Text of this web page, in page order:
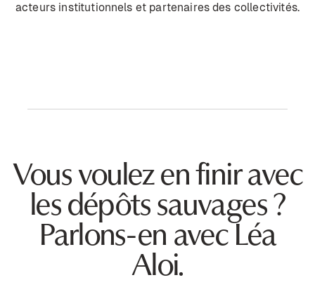
acteurs institutionnels et partenaires des collectivités.
Vous voulez en finir avec
les dépôts sauvages ?
Parlons-en avec Léa
Aloi.